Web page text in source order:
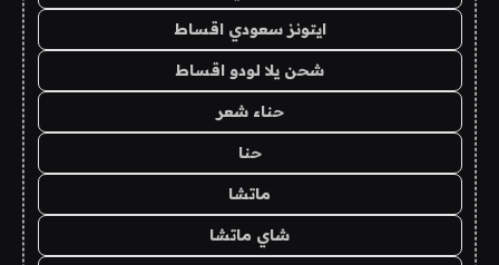
ايتونز سعودي اقساط
شحن يلا لودو اقساط
حناء شعر
حنا
ماتشا
شاي ماتشا